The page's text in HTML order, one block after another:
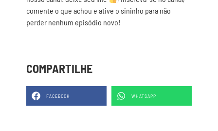
comente o que achou e ative o sininho para não
perder nenhum episódio novo!
COMPARTILHE
FACEBOOK WHATSAPP